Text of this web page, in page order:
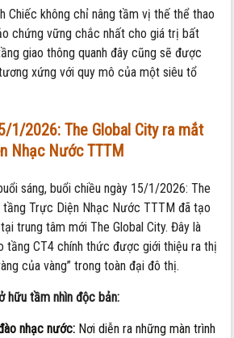
Chiếc không chỉ nâng tầm vị thế thể thao
chứng vững chắc nhất cho giá trị bất
giao thông quanh đây cũng sẽ được
xứng với quy mô của một siêu tổ
1/2026: The Global City ra mắt
Nhạc Nước TTTM
sáng, buổi chiều ngày 15/1/2026: The
tầng Trực Diện Nhạc Nước TTTM đã tạo
trung tâm mới The Global City. Đây là
tầng CT4 chính thức được giới thiệu ra thị
của vàng” trong toàn đại đô thị.
hữu tầm nhìn độc bản:
nhạc nước: Nơi diễn ra những màn trình